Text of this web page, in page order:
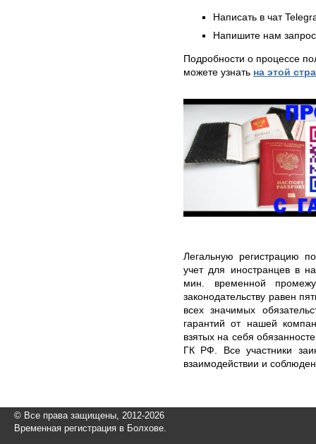
Написать в чат
Напишите нам
Подробности о процессе
можете узнать на этой
Легальную регистрацию
учет для иностранцев в
мин. временной
законодательству равен
всех значимых
гарантий от нашей
взятых на себя
ГК РФ. Все участники
взаимодействии и
© Все права защищены, 2012-2026
Временная регистрация в Болхове.